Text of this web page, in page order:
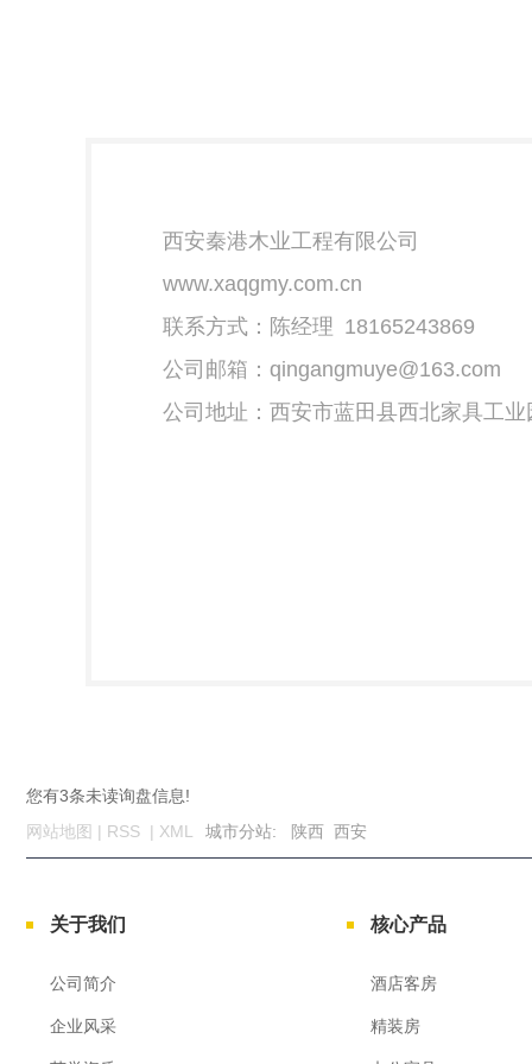
西安秦港木业工程有限公司
www.xaqgmy.com.cn
联系方式：陈经理 18165243869
公司邮箱： qingangmuye@163.com
公司地址：西安市蓝田县西北家具工
您有3条未读询盘信息!
网站地图 | RSS | XML 城市分站: 陕西 西安
关于我们
公司简介
企业风采
核心产品
酒店客房
精装房